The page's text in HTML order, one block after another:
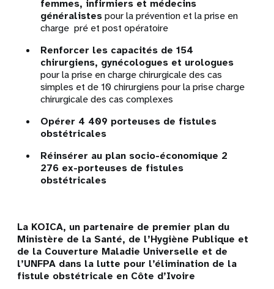
femmes, infirmiers et médecins
généralistespour la prévention et la prise en
charge pré et post opératoire
Renforcer les capacités de 154
chirurgiens, gynécologues et urologues
pour la prise en charge chirurgicale des cas
simples et de 10 chirurgiens pour la prise charge
chirurgicale des cas complexes
Opérer 4 409 porteuses de fistules
obstétricales
Réinsérer au plan socio-économique 2
276 ex-porteuses de fistules
obstétricales
La KOICA, un partenaire de premier plan du
Ministère de la Santé, de l’Hygiène Publique et
de la Couverture Maladie Universelle et de
l’UNFPA dans la lutte pour l’élimination de la
fistule obstétricale en Côte d’Ivoire